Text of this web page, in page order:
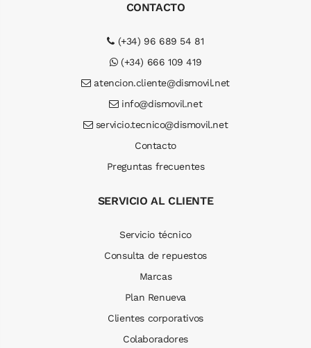
CONTACTO
(+34) 96 689 54 81
(+34) 666 109 419
atencion.cliente@dismovil.net
info@dismovil.net
servicio.tecnico@dismovil.net
Contacto
Preguntas frecuentes
SERVICIO AL CLIENTE
Servicio técnico
Consulta de repuestos
Marcas
Plan Renueva
Clientes corporativos
Colaboradores